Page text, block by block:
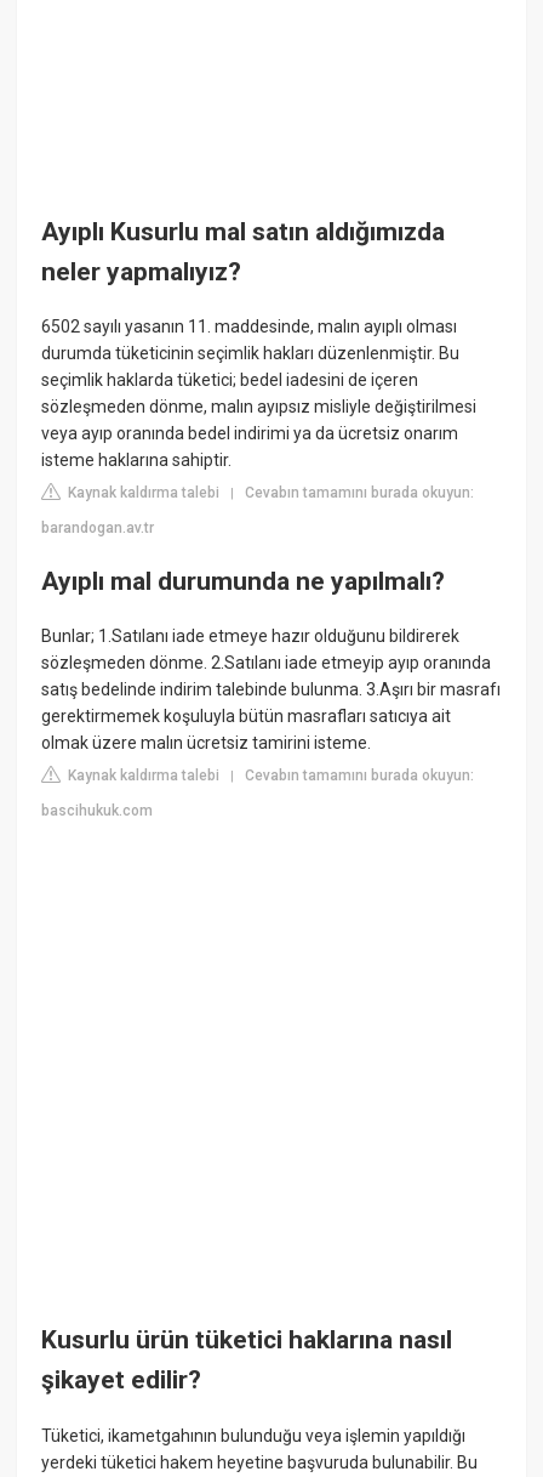
Ayıplı Kusurlu mal satın aldığımızda
neler yapmalıyız?
6502 sayılı yasanın 11. maddesinde, malın ayıplı olması
durumda tüketicinin seçimlik hakları düzenlenmiştir. Bu
seçimlik haklarda tüketici; bedel iadesini de içeren
sözleşmeden dönme, malın ayıpsız misliyle değiştirilmesi
veya ayıp oranında bedel indirimi ya da ücretsiz onarım
isteme haklarına sahiptir.
Kaynak kaldırma talebi |Cevabın tamamını burada okuyun:
barandogan.av.tr
Ayıplı mal durumunda ne yapılmalı?
Bunlar; 1.Satılanı iade etmeye hazır olduğunu bildirerek
sözleşmeden dönme. 2.Satılanı iade etmeyip ayıp oranında
satış bedelinde indirim talebinde bulunma. 3.Aşırı bir masrafı
gerektirmemek koşuluyla bütün masrafları satıcıya ait
olmak üzere malın ücretsiz tamirini isteme.
Kaynak kaldırma talebi |Cevabın tamamını burada okuyun:
bascihukuk.com
Kusurlu ürün tüketici haklarına nasıl
şikayet edilir?
Tüketici, ikametgahının bulunduğu veya işlemin yapıldığı
yerdeki tüketici hakem heyetine başvuruda bulunabilir. Bu